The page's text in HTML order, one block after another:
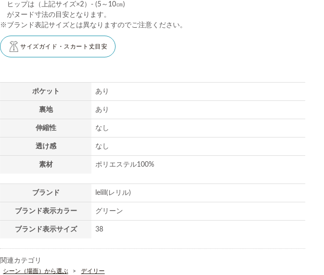
ヒップは（上記サイズ×2）- (5～10㎝)
がヌード寸法の目安となります。
※ブランド表記サイズとは異なりますのでご注意ください。
サイズガイド・スカート丈目安
ポケット あり
裏地 あり
伸縮性 なし
透け感 なし
素材 ポリエステル100%
ブランド lelill(レリル)
ブランド表示カラー グリーン
ブランド表示サイズ 38
関連カテゴリ
シーン（場面）から選ぶ
デイリー